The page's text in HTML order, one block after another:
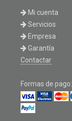
Mi cuenta
Servicios
Empresa
Garantía
Contactar
Formas de pago: